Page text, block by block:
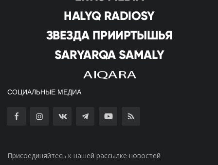
СОЦИАЛЬНЫЕ МЕДИА
Присоединяйтесь к нашей рассылке новостей